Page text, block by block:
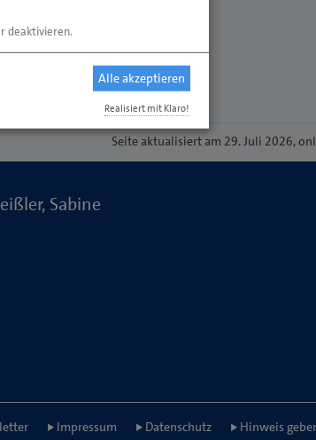
Seiteaktualisiert am 29. Juli 2026,
Sabine
Impressum Datenschutz Hinweis
deaktivieren.
Alle akzeptieren
Realisiert mit Klaro!